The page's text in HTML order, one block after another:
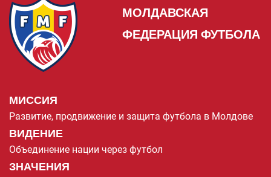
МОЛДАВСКАЯ
ФЕДЕРАЦИЯ ФУТБОЛА
МИССИЯ
Развитие, продвижение и защита футбола в Молдове
ВИДЕНИЕ
Объединение нации через футбол
ЗНАЧЕНИЯ